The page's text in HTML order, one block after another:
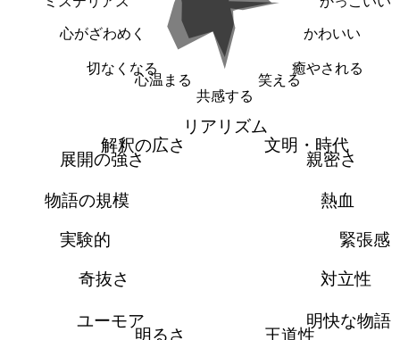
かわいい
癒やされる
笑える
共感する
心温まる
切なくなる
心がざわめく
リアリズム
文明・時代
親密さ
熱血
緊張感
対立性
明快な物語
王道性
明るさ
ユーモア
奇抜さ
実験的
物語の規模
展開の強さ
解釈の広さ